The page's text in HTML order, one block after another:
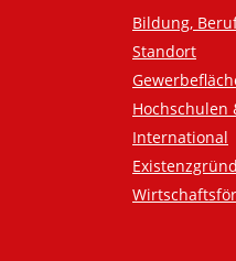
Bildung,
Standort
Hochschulen
International